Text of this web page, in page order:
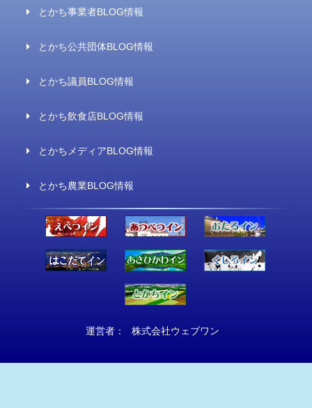
とかち事業者BLOG情報
とかち公共団体BLOG情報
とかち議員BLOG情報
とかち飲食店BLOG情報
とかちメディアBLOG情報
とかち農業BLOG情報
運営者： 株式会社ウェブワン